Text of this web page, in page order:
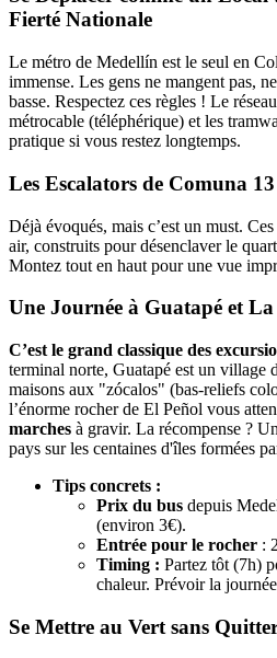
Fierté Nationale
Le métro de Medellín est le seul en
immense. Les gens ne mangent pas,
basse. Respectez ces règles ! Le
métrocable (téléphérique) et les
pratique si vous restez longtemps.
Les Escalators de Comuna 13
Déjà évoqués, mais c’est un must.
air, construits pour désenclaver le
Montez tout en haut pour une vue
Une Journée à Guatapé et
C’est le grand classique des
terminal norte, Guatapé est un village
maisons aux "zócalos" (bas-reliefs
l’énorme rocher de El Peñol vous
marches à gravir. La récompense ?
pays sur les centaines d'îles formées
Tips concrets :
Prix du bus depuis
(environ 3€).
Entrée pour le rocher :
Timing : Partez tôt (7h)
chaleur. Prévoir la
Se Mettre au Vert sans